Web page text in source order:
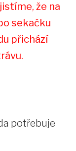
že na
sekačku
přichází
potřebuje